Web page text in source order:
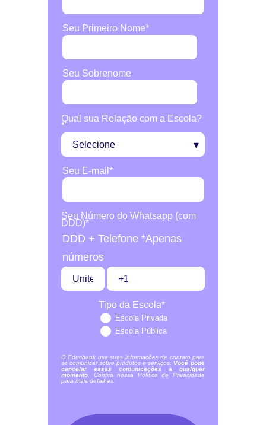
Seu Primeiro Nome*
Seu Sobrenome
Qual sua Relação com a Escola?
*
Seu E-mail *
Seu Número do Whatsapp (com
DDD)*
DDD + Telefone *Apenas
números
Tipo da Escola*
Escola Privada
Escola Pública
O Educbank usa suas informações de contato para
se comunicar sobre produtos e serviços. Você pode
cancelar essas comunicações a qualquer
momento. Confira nossa Política de Privacidade
para mais detalhes.